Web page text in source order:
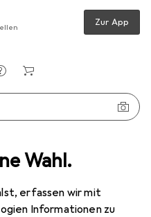
Wahl.
erfassen wir mit
Informationen zu
Zur App
Zebco Feeder boom strong